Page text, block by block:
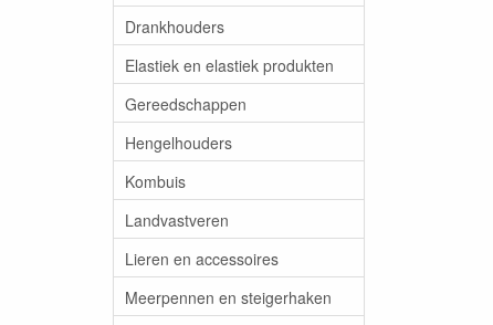
Drankhouders
Elastiek en elastiek produkten
Gereedschappen
Hengelhouders
Kombuis
Landvastveren
Lieren en accessoires
Meerpennen en steigerhaken